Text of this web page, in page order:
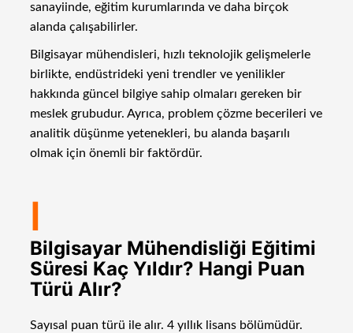
sanayiinde, eğitim kurumlarında ve daha birçok
alanda çalışabilirler.
Bilgisayar mühendisleri, hızlı teknolojik gelişmelerle
birlikte, endüstrideki yeni trendler ve yenilikler
hakkında güncel bilgiye sahip olmaları gereken bir
meslek grubudur. Ayrıca, problem çözme becerileri ve
analitik düşünme yetenekleri, bu alanda başarılı
olmak için önemli bir faktördür.
I
Bilgisayar Mühendisliği Eğitimi
Süresi Kaç Yıldır? Hangi Puan
Türü Alır?
Sayısal puan türü ile alır. 4 yıllık lisans bölümüdür.